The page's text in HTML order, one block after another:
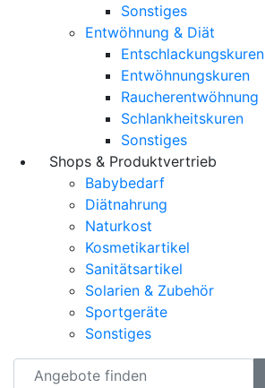
Sonstiges
Entwöhnung & Diät
Entschlackungskuren
Entwöhnungskuren
Raucherentwöhnung
Schlankheitskuren
Sonstiges
Shops & Produktvertrieb
Babybedarf
Diätnahrung
Naturkost
Kosmetikartikel
Sanitätsartikel
Solarien & Zubehör
Sportgeräte
Sonstiges